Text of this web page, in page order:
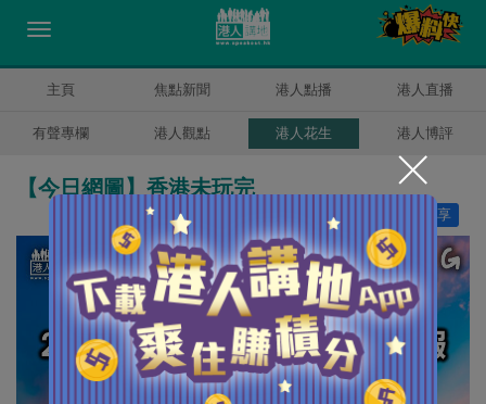
主頁 焦點新聞 港人點播 港人直播
有聲專欄 港人觀點 港人花生 港人博評
【今日網圖】香港未玩完
分享
讚好